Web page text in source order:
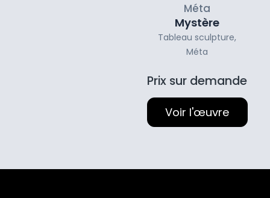
Méta
Mystère
Tableau sculpture,
Méta
Prix sur demande
Voir l'œuvre